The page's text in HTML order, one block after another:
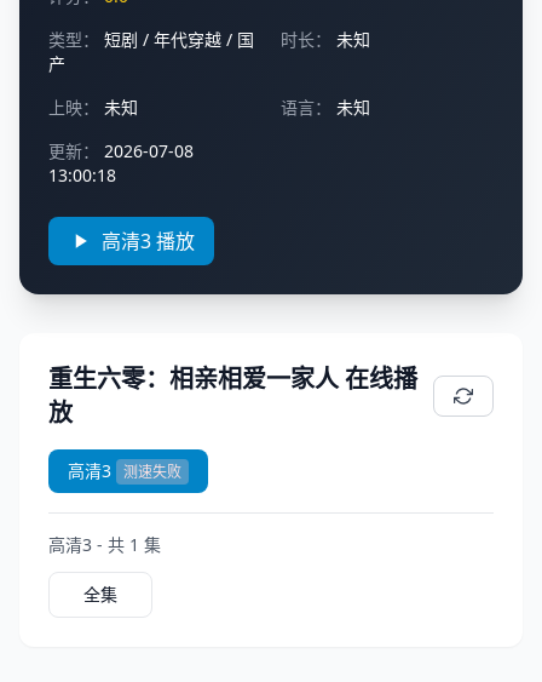
类型：
短剧 / 年代穿越 / 国
产
时长： 未知
上映： 未知 语言：
未知
更新：
2026-07-08
13:00:18
高清3 播放
重生六零：相亲相爱一家人 在线播
放
高清3 测速失败
高清3 - 共 1 集
全集